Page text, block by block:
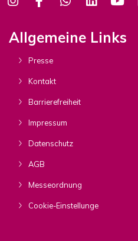
Allgemeine Links
Presse
Kontakt
Barrierefreiheit
Impressum
Datenschutz
AGB
Messeordnung
Cookie-Einstellunge